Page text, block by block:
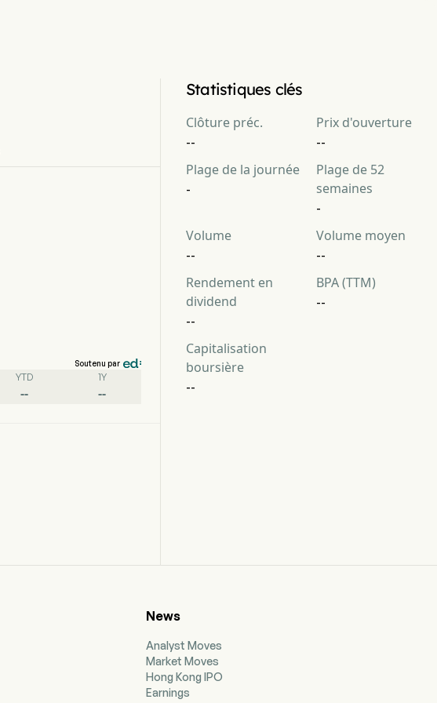
Soutenu par
YTD
--
1Y
--
Statistiques clés
Clôture préc.
--
Prix d'ouverture
--
Plage de la journée
-
Plage de 52
semaines
-
Volume
--
Volume moyen
--
Rendement en
dividend
--
BPA (TTM)
--
Capitalisation
boursière
--
News
Analyst Moves
Market Moves
Hong Kong IPO
Earnings